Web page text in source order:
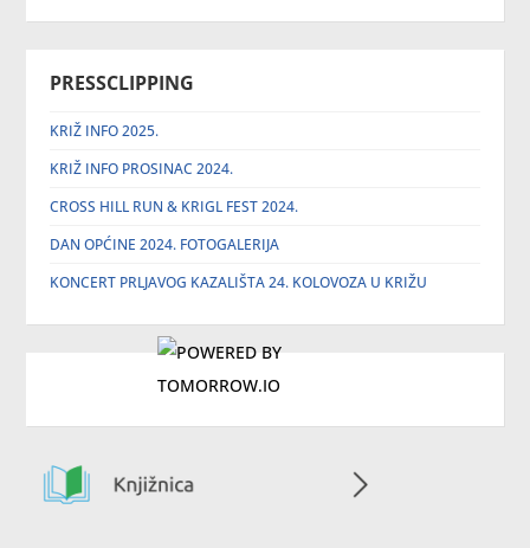
PRESSCLIPPING
KRIŽ INFO 2025.
KRIŽ INFO PROSINAC 2024.
CROSS HILL RUN & KRIGL FEST 2024.
DAN OPĆINE 2024. FOTOGALERIJA
KONCERT PRLJAVOG KAZALIŠTA 24. KOLOVOZA U KRIŽU